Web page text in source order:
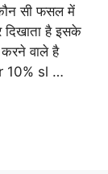
सी फसल में
है इसके
वाले है
10% sl …